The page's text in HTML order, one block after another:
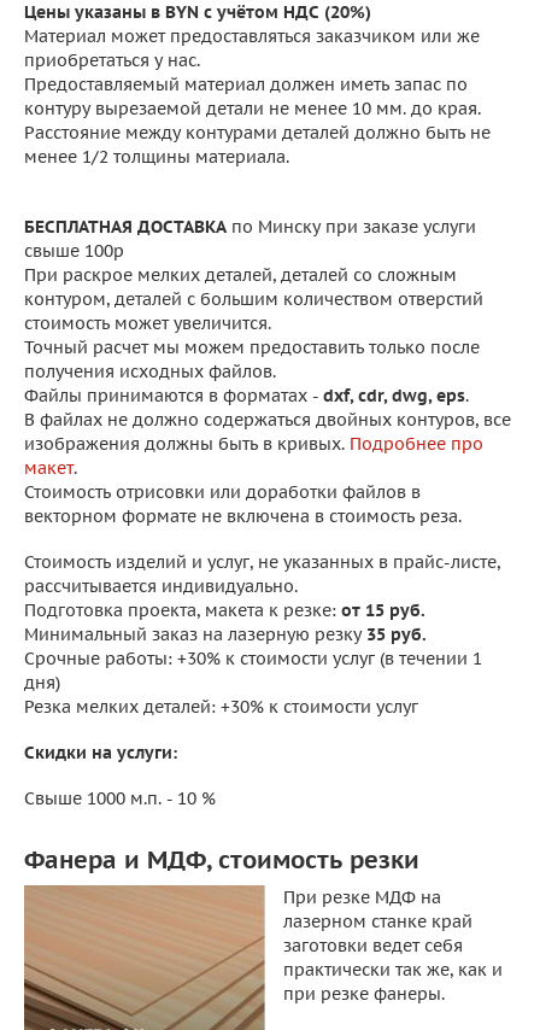
Цены указаны в BYN с учётом НДС (20%)
Материал может предоставляться заказчиком или же
приобретаться у нас.
Предоставляемый материал должен иметь запас по
контуру вырезаемой детали не менее 10 мм. до края.
Расстояние между контурами деталей должно быть не
менее 1/2 толщины материала.
БЕСПЛАТНАЯ ДОСТАВКА по Минску при заказе услуги
свыше 100р
При раскрое мелких деталей, деталей со сложным
контуром, деталей с большим количеством отверстий
стоимость может увеличится.
Точный расчет мы можем предоставить только после
получения исходных файлов.
Файлы принимаются в форматах - dxf, cdr, dwg, eps.
В файлах не должно содержаться двойных контуров, все
изображения должны быть в кривых. Подробнее про
макет.
Стоимость отрисовки или доработки файлов в
векторном формате не включена в стоимость реза.
Стоимость изделий и услуг, не указанных в прайс-листе,
рассчитывается индивидуально.
Подготовка проекта, макета к резке: от 15 руб.
Минимальный заказ на лазерную резку 35 руб.
Срочные работы: +30% к стоимости услуг (в течении 1
дня)
Резка мелких деталей: +30% к стоимости услуг
Скидки на услуги:
Свыше 1000 м.п. - 10 %
Фанера и МДФ, стоимость резки
При резке МДФ на
лазерном станке край
заготовки ведет себя
практически так же, как и
при резке фанеры.